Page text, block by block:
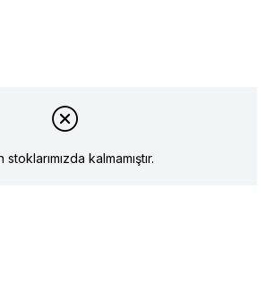
stoklarımızda kalmamıştır.